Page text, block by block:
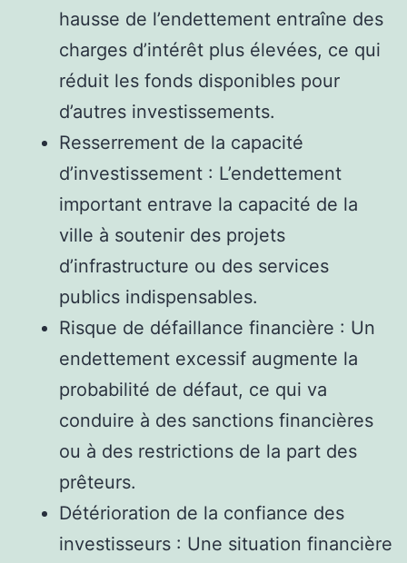
hausse de l’endettement entraîne des
charges d’intérêt plus élevées, ce qui
réduit les fonds disponibles pour
d’autres investissements.
Resserrement de la capacité
d’investissement : L’endettement
important entrave la capacité de la
ville à soutenir des projets
d’infrastructure ou des services
publics indispensables.
Risque de défaillance financière : Un
endettement excessif augmente la
probabilité de défaut, ce qui va
conduire à des sanctions financières
ou à des restrictions de la part des
prêteurs.
Détérioration de la confiance des
investisseurs : Une situation financière